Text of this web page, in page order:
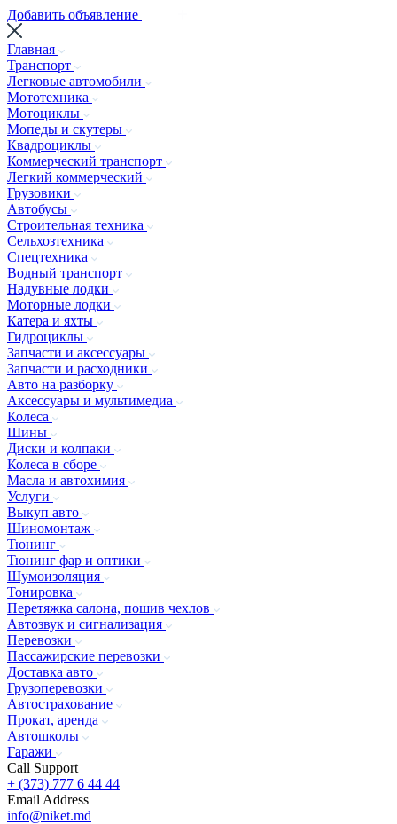
Добавить объявление
Главная
Транспорт
Легковые автомобили
Мототехника
Мотоциклы
Мопеды и скутеры
Квадроциклы
Коммерческий транспорт
Легкий коммерческий
Грузовики
Автобусы
Строительная техника
Сельхозтехника
Спецтехника
Водный транспорт
Надувные лодки
Моторные лодки
Катера и яхты
Гидроциклы
Запчасти и аксессуары
Запчасти и расходники
Авто на разборку
Аксессуары и мультимедиа
Колеса
Шины
Диски и колпаки
Колеса в сборе
Масла и автохимия
Услуги
Выкуп авто
Шиномонтаж
Тюнинг
Тюнинг фар и оптики
Шумоизоляция
Тонировка
Перетяжка салона, пошив чехлов
Автозвук и сигнализация
Перевозки
Пассажирские перевозки
Доставка авто
Грузоперевозки
Автострахование
Прокат, аренда
Автошколы
Гаражи
Call Support
+ (373) 777 6 44 44
Email Address
info@niket.md